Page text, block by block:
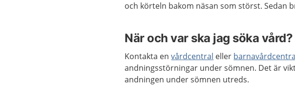
och körteln bakom näsan som störst. Sedan
När och var ska jag söka vård?
Kontakta envårdcentral eller
andningsstörningar under sömnen. Det är
andningen under sömnen utreds.